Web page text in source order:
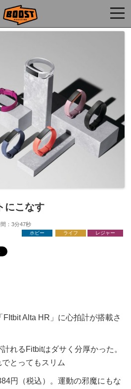
にこなす
：3分47秒
ホビー ライフ レジャー
FItbit Alta HR」に心拍計が搭載さ
れるFitbitはダサく分厚かった。
とってもスリム
円（税込）。運動の邪魔にもな